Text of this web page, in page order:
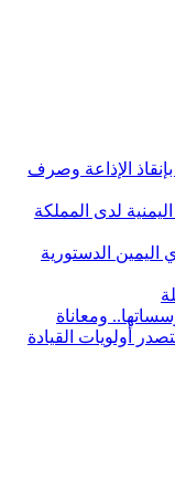
الإذاعة وصرف
لدى المملكة
اليمين الدستورية
ومعاناة
أولويات القيادة